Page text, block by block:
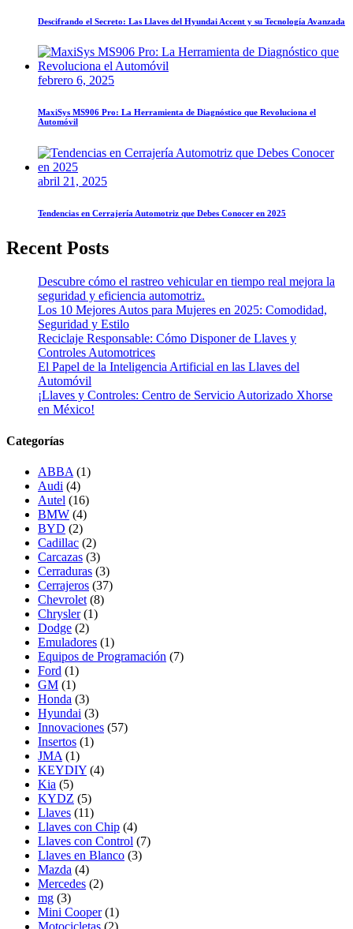
Descifrando el Secreto: Las Llaves del Hyundai Accent y su Tecnología Avanzada
febrero 6, 2025
MaxiSys MS906 Pro: La Herramienta de Diagnóstico que Revoluciona el
Automóvil
abril 21, 2025
Tendencias en Cerrajería Automotriz que Debes Conocer en 2025
Recent Posts
Descubre cómo el rastreo vehicular en tiempo real mejora la
seguridad y eficiencia automotriz.
Los 10 Mejores Autos para Mujeres en 2025: Comodidad,
Seguridad y Estilo
Reciclaje Responsable: Cómo Disponer de Llaves y
Controles Automotrices
El Papel de la Inteligencia Artificial en las Llaves del
Automóvil
¡Llaves y Controles: Centro de Servicio Autorizado Xhorse
en México!
Categorías
ABBA (1)
Audi (4)
Autel (16)
BMW (4)
BYD (2)
Cadillac (2)
Carcazas (3)
Cerraduras (3)
Cerrajeros (37)
Chevrolet (8)
Chrysler (1)
Dodge (2)
Emuladores (1)
Equipos de Programación (7)
Ford (1)
GM (1)
Honda (3)
Hyundai (3)
Innovaciones (57)
Insertos (1)
JMA (1)
KEYDIY (4)
Kia (5)
KYDZ (5)
Llaves (11)
Llaves con Chip (4)
Llaves con Control (7)
Llaves en Blanco (3)
Mazda (4)
Mercedes (2)
mg (3)
Mini Cooper (1)
Motocicletas (2)